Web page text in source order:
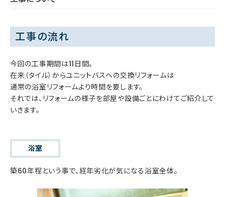
工事の流れ
今回の工事期間は11日間。
在来（タイル）からユニットバスへの交換リフォームは
通常の浴室リフォームより時間を要します。
それでは、リフォームの様子を部屋や設備ごとにわけてご紹介して
いきます。
浴室
築60年程という事で、経年劣化が気になる浴室全体。